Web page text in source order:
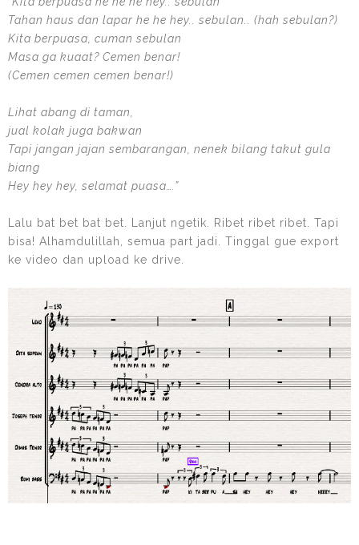
Tahan haus dan lapar he he hey.. sebulan.. (hah sebulan?)
Kita berpuasa, cuman sebulan
Masa ga kuaat? Cemen benar!
(Cemen cemen cemen benar!)
Lihat abang di taman,
jual kolak juga bakwan
Tapi jangan jajan sembarangan, nenek bilang takut gula
biang
Hey hey hey, selamat puasa….”
Lalu bat bet bat bet. Lanjut ngetik. Ribet ribet ribet. Tapi
bisa! Alhamdulillah, semua part jadi. Tinggal gue export
ke video dan upload ke drive.